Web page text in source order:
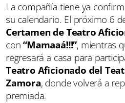
La compañía tiene ya
su calendario. El próximo 6
Certamen de Teatro
con“Mamaaá!!!”, mientras
regresará a casa para
Teatro Aficionado del
Zamora, donde volverá a
premiada.